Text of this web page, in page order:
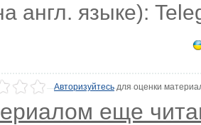
англ. языке):
Авторизуйтесьдля оценки
еще